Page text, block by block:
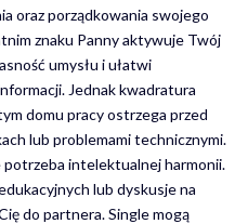
oraz porządkowania swojego
znaku Panny aktywuje Twój
umysłu i ułatwi
Jednak kwadratura
domu pracy ostrzega przed
lub problemami technicznymi.
potrzeba intelektualnej harmonii.
lub dyskusje na
do partnera. Single mogą